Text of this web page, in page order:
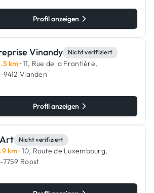
Profil anzeigen
Vinandy Nicht verifiziert
km · 11, Rue de la Frontière,
9412 Vianden
Profil anzeigen
Nicht verifiziert
km · 10, Route de Luxembourg,
7759 Roost